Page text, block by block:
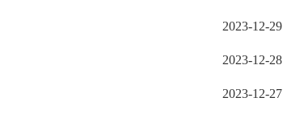
2023-12-29
2023-12-28
2023-12-27